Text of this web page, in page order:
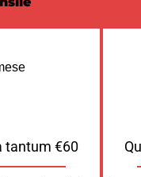
tantum €60